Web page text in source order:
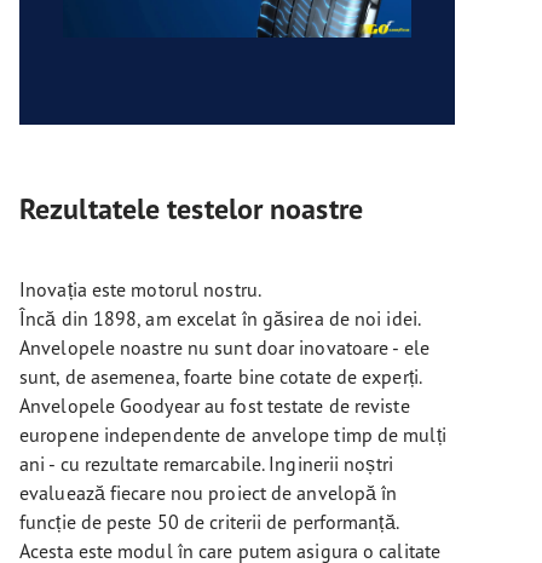
Rezultatele testelor noastre
Inovația este motorul nostru.
Încă din 1898, am excelat în găsirea de noi idei.
Anvelopele noastre nu sunt doar inovatoare - ele
sunt, de asemenea, foarte bine cotate de experți.
Anvelopele Goodyear au fost testate de reviste
europene independente de anvelope timp de mulți
ani - cu rezultate remarcabile. Inginerii noștri
evaluează fiecare nou proiect de anvelopă în
funcție de peste 50 de criterii de performanță.
Acesta este modul în care putem asigura o calitate